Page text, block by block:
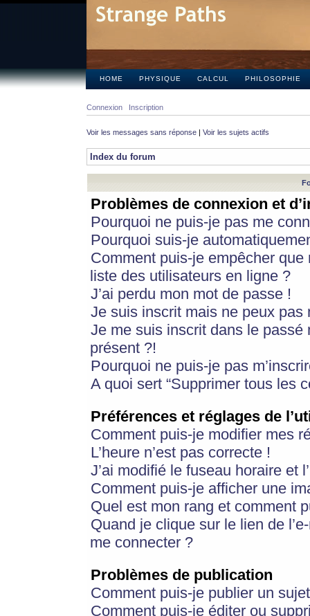
HOME PHYSIQUE CALCUL PHILOSOPHIE
Connexion Inscription
Voir les messages sans réponse | Voir les sujets actifs
Index du forum
Problèmes de connexion et
Pourquoi ne puis-je pas me
Pourquoi suis-je
Comment puis-je empêcher
liste des utilisateurs en ligne ?
J’ai perdu mon mot de passe !
Je suis inscrit mais ne peux pas
Je me suis inscrit dans le
présent ?!
Pourquoi ne puis-je pas
A quoi sert “Supprimer tous les
Préférences et réglages de
Comment puis-je modifier mes
L’heure n’est pas correcte !
J’ai modifié le fuseau horaire et
Comment puis-je afficher une
Quel est mon rang et comment
Quand je clique sur le lien de
me connecter ?
Problèmes de publication
Comment puis-je publier un
Comment puis-je éditer ou